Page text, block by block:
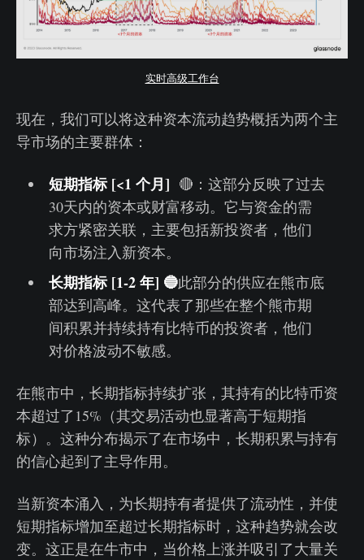
实时高级工作台
现在，我们可以将这种资本流动趋势概括为两个主
导市场的主要群体：
短期指标 [<1 个月] 🔴：这部分反映了过去
30天内的资本或财富移动。它与资金的需
求方紧密关联，主要包括新投资者，他们
向市场注入新资本。
长期指标 [1-2 年] 🔵此部分的供应在熊市底
部达到高峰。这代表了那些在整个熊市期
间积累并持续持有比特币的投资者，他们
对价格波动不敏感。
在熊市中，长期指标持续扩张，其持有的比特币资
本超过了15%（其交易活动也显著高于短期指
标）。这种分布揭示了在市场中，长期积累与持有
的信心起到了主导作用。
当新资本涌入，为长期持有者提供了流动性，并使
短期指标增加至超过长期指标时，这种趋势就会改
变。这正是在牛市中，当价格上涨并吸引了大量关